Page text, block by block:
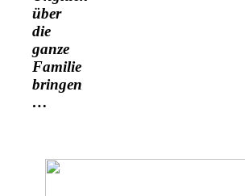
über
die
ganze
Familie
bringen
…